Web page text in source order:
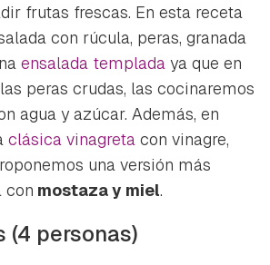
frutas frescas. En esta receta
con rúcula, peras, granada
ensalada templada ya que en
peras crudas, las cocinaremos
agua y azúcar. Además, en
clásica vinagreta con vinagre,
una versión más
con mostaza y miel.
(4 personas)